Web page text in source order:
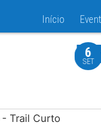
Início
37ª
6
SET
- Trail Curto